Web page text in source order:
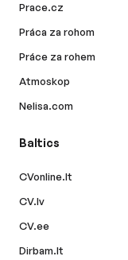
Prace.cz
Práca za rohom
Práce za rohem
Atmoskop
Nelisa.com
Baltics
CVonline.lt
CV.lv
CV.ee
Dirbam.lt